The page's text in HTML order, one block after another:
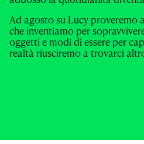
Ad agosto su Lucy proveremo
che inventiamo per
oggetti e modi di essere per
realtà riusciremo a trovarci